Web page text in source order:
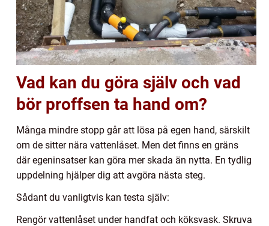
Vad kan du göra själv och vad
bör proffsen ta hand om?
Många mindre stopp går att lösa på egen hand, särskilt
om de sitter nära vattenlåset. Men det finns en gräns
där egeninsatser kan göra mer skada än nytta. En tydlig
uppdelning hjälper dig att avgöra nästa steg.
Sådant du vanligtvis kan testa själv:
Rengör vattenlåset under handfat och köksvask. Skruva